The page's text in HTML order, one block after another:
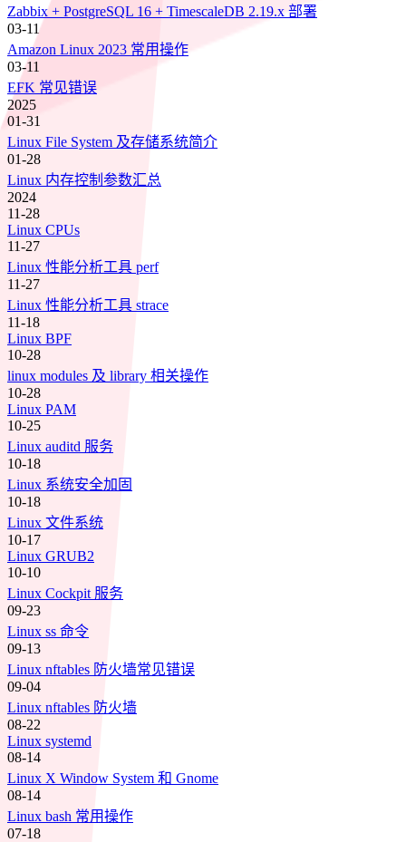
Zabbix + PostgreSQL 16 + TimescaleDB 2.19.x 部署
03-11
Amazon Linux 2023 常用操作
03-11
EFK 常见错误
2025
01-31
Linux File System 及存储系统简介
01-28
Linux 内存控制参数汇总
2024
11-28
Linux CPUs
11-27
Linux 性能分析工具 perf
11-27
Linux 性能分析工具 strace
11-18
Linux BPF
10-28
linux modules 及 library 相关操作
10-28
Linux PAM
10-25
Linux auditd 服务
10-18
Linux 系统安全加固
10-18
Linux 文件系统
10-17
Linux GRUB2
10-10
Linux Cockpit 服务
09-23
Linux ss 命令
09-13
Linux nftables 防火墙常见错误
09-04
Linux nftables 防火墙
08-22
Linux systemd
08-14
Linux X Window System 和 Gnome
08-14
Linux bash 常用操作
07-18